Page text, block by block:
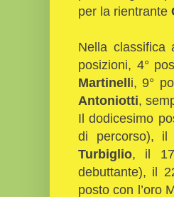
per la rientrante
Nella classifica
posizioni, 4°
Martinelli, 9°
Antoniotti,
Il dodicesimo
di percorso),
Turbiglio, il
debuttante), il
posto con l’oro